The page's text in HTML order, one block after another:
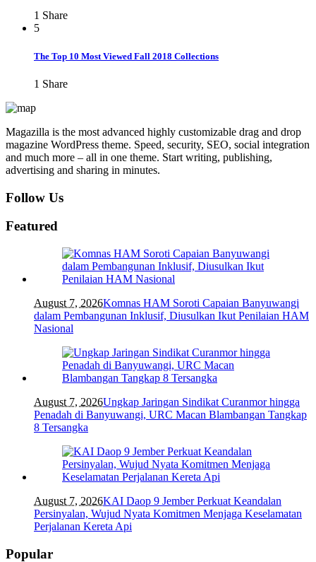
1 Share
5
The Top 10 Most Viewed Fall 2018 Collections
1 Share
Magazilla is the most advanced highly customizable drag and drop
magazine WordPress theme. Speed, security, SEO, social integration
and much more – all in one theme. Start writing, publishing,
advertising and sharing in minutes.
Follow Us
Featured
August 7, 2026Komnas HAM Soroti Capaian Banyuwangi
dalam Pembangunan Inklusif, Diusulkan Ikut Penilaian HAM
Nasional
August 7, 2026Ungkap Jaringan Sindikat Curanmor hingga
Penadah di Banyuwangi, URC Macan Blambangan Tangkap
8 Tersangka
August 7, 2026KAI Daop 9 Jember Perkuat Keandalan
Persinyalan, Wujud Nyata Komitmen Menjaga Keselamatan
Perjalanan Kereta Api
Popular